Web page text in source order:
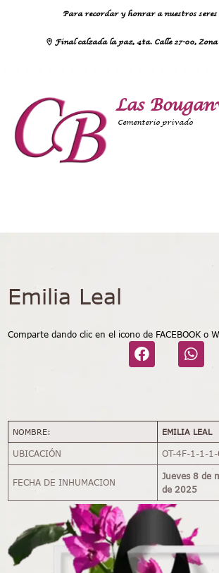
Para recordar y honrar a nuestros seres
Final calzada la paz, 4ta. Calle 27-00,
Las
Cementerio privado
Emilia Leal
Comparte dando clic en el icono de FACEBOOK o
NOMBRE: EMILIA LEAL
UBICACIÓN OT-4F-1-1-
FECHA DE INHUMACION
Jueves 8 de
de 2025